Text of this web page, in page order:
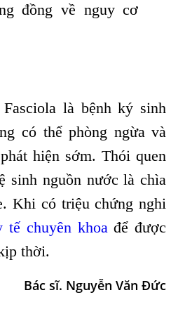
đồng về nguy cơ
là bệnh ký sinh
có thể phòng ngừa và
hiện sớm. Thói quen
sinh nguồn nước là chìa
Khi có triệu chứng nghi
tế chuyên khoađể được
thời.
Bác sĩ. Nguyễn Văn Đức